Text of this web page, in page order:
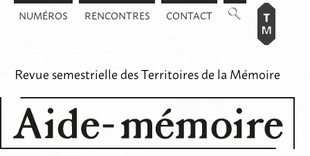
AllerNUMÉROS RENCONTRES CONTACT
Revue semestrielle desTerritoires de la Mémoire